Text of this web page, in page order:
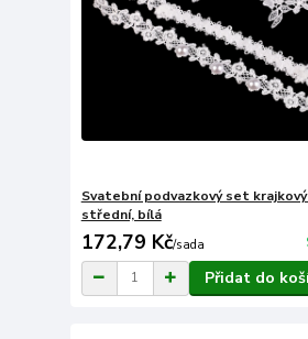
Svatební podvazkový set
střední, bílá
172,79 Kč/sada
Přidat do